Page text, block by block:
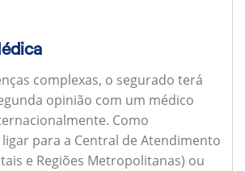
complexas, o segurado terá
opinião com um médico
Como
ligar para a Central de Atendimento
e Regiões Metropolitanas) ou